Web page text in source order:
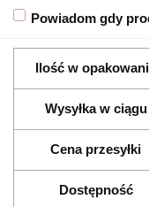
Powiadom gdy
Ilość w
Wysyłka w ciągu
Cena przesyłki
Dostępność